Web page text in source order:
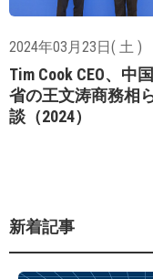
2024年03月23日( 土 )
Tim Cook CEO、中
省の王文涛商務相
談（2024）
新着記事